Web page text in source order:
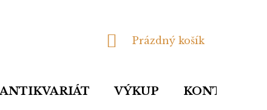
NÁKUPNÍ
Prázdný košík
ANTIKVARIÁT VÝKUP KONTAKTY